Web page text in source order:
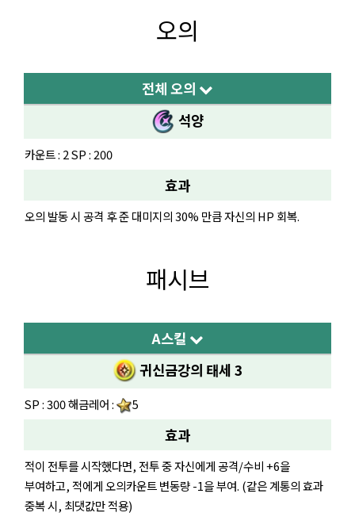
오의
전체 오의
석양
카운트 : 2 SP : 200
효과
오의 발동 시 공격 후 준 대미지의 30% 만큼 자신의 HP 회복.
패시브
A스킬
귀신금강의 태세 3
SP : 300 해금레어 : 5
효과
적이 전투를 시작했다면, 전투 중 자신에게 공격/수비 +6을
부여하고, 적에게 오의카운트 변동량 -1을 부여. (같은 계통의 효과
중복 시, 최댓값만 적용)